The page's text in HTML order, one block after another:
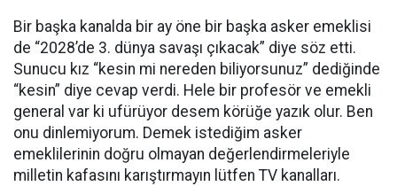
Bir başka kanalda bir ay öne bir başka asker emeklisi
de “2028’de 3. dünya savaşı çıkacak” diye söz etti.
Sunucu kız “kesin mi nereden biliyorsunuz” dediğinde
“kesin” diye cevap verdi. Hele bir profesör ve emekli
general var ki ufürüyor desem körüğe yazık olur. Ben
onu dinlemiyorum. Demek istediğim asker
emeklilerinin doğru olmayan değerlendirmeleriyle
milletin kafasını karıştırmayın lütfen TV kanalları.